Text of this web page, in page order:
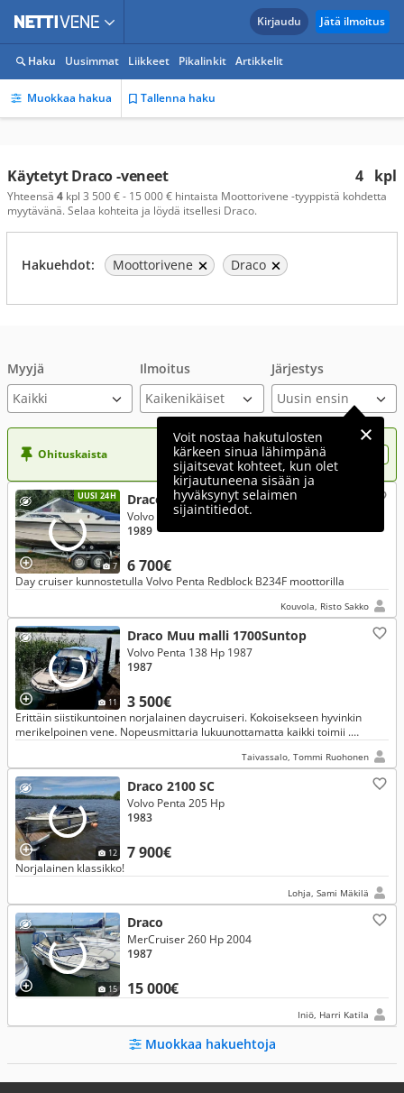
Kirjaudu Jätä ilmoitus
Haku Uusimmat Liikkeet Pikalinkit Artikkelit
Muokkaa hakua Tallenna haku
4 kpl
Käytetyt Draco -veneet
Yhteensä 4 kpl 3 500 € - 15 000 € hintaista Moottorivene -tyyppistä kohdetta
myytävänä. Selaa kohteita ja löydä itsellesi Draco.
Hakuehdot: Moottorivene Draco
Myyjä Ilmoitus Järjestys
Voit nostaa hakutulosten
kärkeen sinua lähimpänä
sijaitsevat kohteet, kun olet
kirjautuneena sisään ja
hyväksynyt selaimen
sijaintitiedot.
Ohituskaista Nosta ilmoituksesi tähän?
UUSI 24H
7
Draco 2100 SC
6 700€
Volvo Penta 167 Hp 1989
1989
Day cruiser kunnostetulla Volvo Penta Redblock B234F moottorilla
Kouvola, Risto Sakko
11
Draco Muu malli 1700Suntop
3 500€
Volvo Penta 138 Hp 1987
1987
Erittäin siistikuntoinen norjalainen daycruiseri. Kokoisekseen hyvinkin
merikelpoinen vene. Nopeusmittaria lukuunottamatta kaikki toimii .
Taivassalo, Tommi Ruohonen
12
Draco 2100 SC
7 900€
Volvo Penta 205 Hp
1983
Norjalainen klassikko!
Lohja, Sami Mäkilä
15
Draco
15 000€
MerCruiser 260 Hp 2004
1987
Iniö, Harri Katila
Muokkaa hakuehtoja